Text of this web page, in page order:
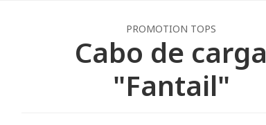
PROMOTION TOPS
Cabo de carga
"Fantail"